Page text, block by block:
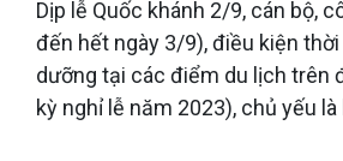
Dịp lễ Quốc khánh 2/9, cán bộ,
đến hết ngày 3/9), điều kiện
dưỡng tại các điểm du lịch trên
kỳ nghỉ lễ năm 2023), chủ yếu